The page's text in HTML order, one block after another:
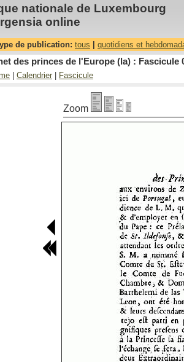
nationale de Luxembourg
online
de publication: tous quotidiens et
des princes de l'Europe (la) : Fascicule
Calendrier Fascicule
Zoom